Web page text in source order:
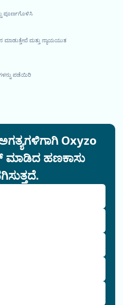
ಪೂರ್ಣಗೊಳಿಸಿ
ಮತ್ತು ನ್ಯಾಯಯುತ
ಪಡೆಯಿರಿ
Oxyzo
ಮಾಡಿದ ಹಣಕಾಸು